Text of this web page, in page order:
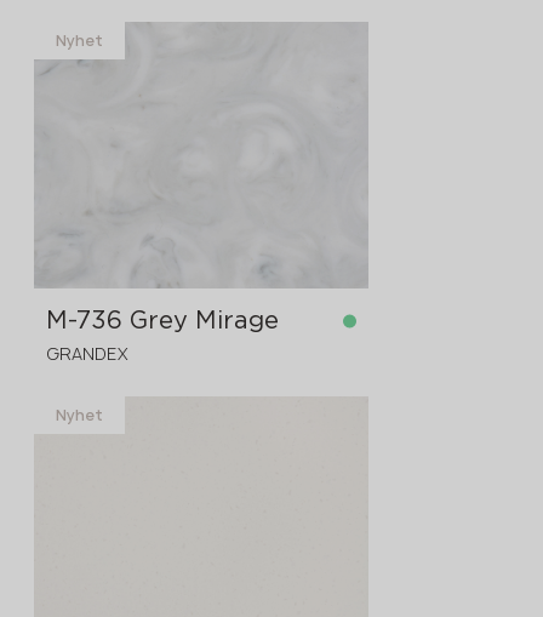
Nyhet
M-736 Grey Mirage
GRANDEX
Nyhet